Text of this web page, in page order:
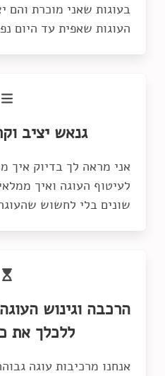
בעוגות שאני מוכרת והם
העוגות שאפית עד היום
גנאש יציב
אני מראה לך בדיוק איך
לעיטוף העוגה ואיך
שונים בלי לחשוש
הרכבה וגינוש
ללכלך את
אנחנו מרכיבות עוגה